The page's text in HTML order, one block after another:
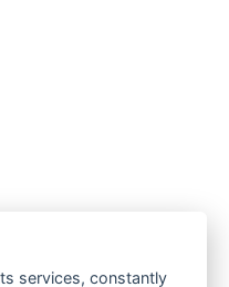
services, constantly